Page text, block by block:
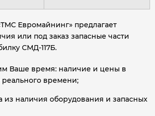
Евромайнинг» предлагает
или под заказ запасные части
СМД-117Б.
Ваше время: наличие и цены в
времени;
из наличия оборудования и запасных